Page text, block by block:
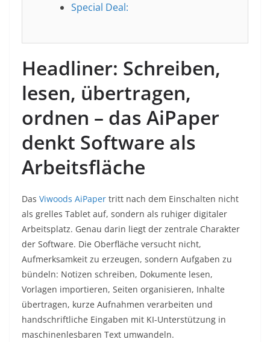
Special Deal:
Headliner: Schreiben,
lesen, übertragen,
ordnen – das AiPaper
denkt Software als
Arbeitsfläche
Das Viwoods AiPaper tritt nach dem Einschalten nicht
als grelles Tablet auf, sondern als ruhiger digitaler
Arbeitsplatz. Genau darin liegt der zentrale Charakter
der Software. Die Oberfläche versucht nicht,
Aufmerksamkeit zu erzeugen, sondern Aufgaben zu
bündeln: Notizen schreiben, Dokumente lesen,
Vorlagen importieren, Seiten organisieren, Inhalte
übertragen, kurze Aufnahmen verarbeiten und
handschriftliche Eingaben mit KI-Unterstützung in
maschinenlesbaren Text umwandeln.